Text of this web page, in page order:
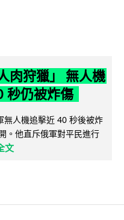
肉狩獵」 無人機
秒仍被炸傷
無人機追擊近 40 秒後被炸
。他直斥俄軍對平民進行
文